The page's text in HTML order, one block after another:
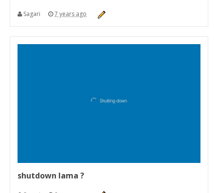
Sagari 7 years ago
shutdown lama ?